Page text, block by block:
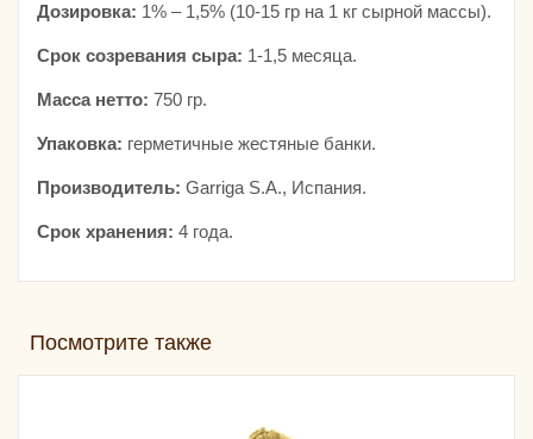
Дозировка: 1% – 1,5% (10-15 гр на 1 кг сырной массы).
Срок созревания сыра: 1-1,5 месяца.
Масса нетто: 750 гр.
Упаковка: герметичные жестяные банки.
Производитель: Garriga S.A., Испания.
Срок хранения: 4 года.
Посмотрите также